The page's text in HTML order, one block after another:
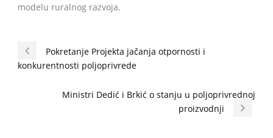
modelu ruralnog razvoja.
Pokretanje Projekta jačanja otpornosti i
konkurentnosti poljoprivrede
Ministri Dedić i Brkić o stanju u poljoprivrednoj
proizvodnji